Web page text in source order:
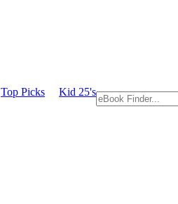
Top Picks Kid 25's